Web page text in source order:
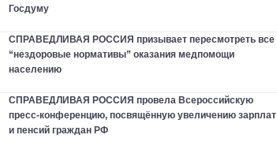
Госдуму
СПРАВЕДЛИВАЯ РОССИЯ призывает пересмотреть все
“нездоровые нормативы” оказания медпомощи
населению
СПРАВЕДЛИВАЯ РОССИЯ провела Всероссийскую
пресс-конференцию, посвящённую увеличению зарплат
и пенсий граждан РФ